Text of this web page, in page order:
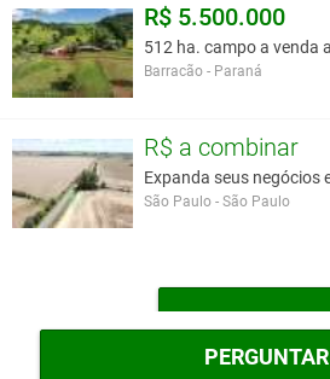
PERGUNTAR
R$ 5.500.000
Barracão - Paraná
R$ a combinar
São Paulo - São Paulo